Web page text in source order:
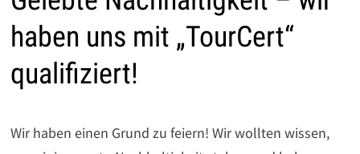
haben uns mit „TourCert“
qualifiziert!
Wir haben einen Grund zu feiern! Wir wollten wissen,